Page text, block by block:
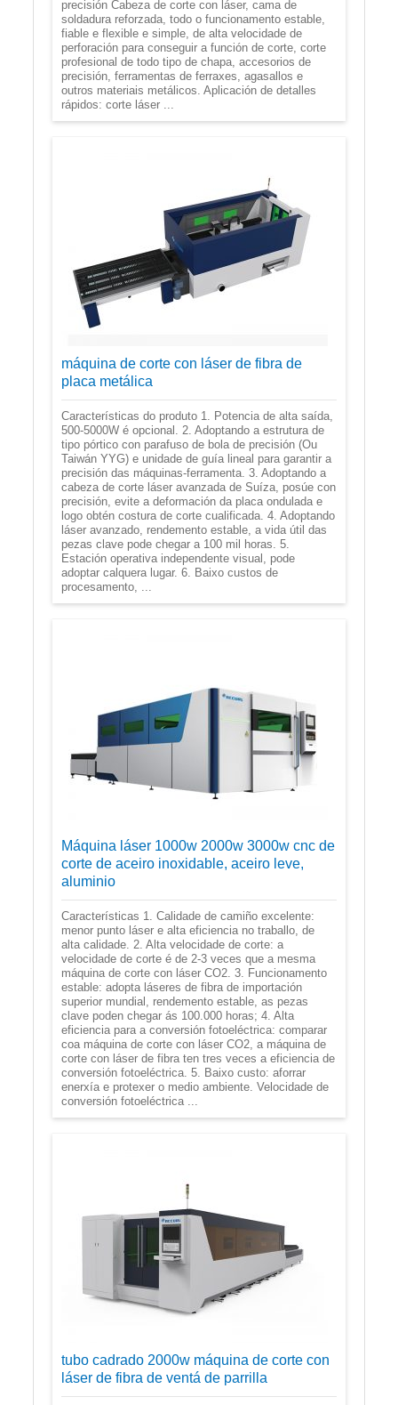
precisión Cabeza de corte con láser, cama de
soldadura reforzada, todo o funcionamento estable,
fiable e flexible e simple, de alta velocidade de
perforación para conseguir a función de corte, corte
profesional de todo tipo de chapa, accesorios de
precisión, ferramentas de ferraxes, agasallos e
outros materiais metálicos. Aplicación de detalles
rápidos: corte láser ...
máquina de corte con láser de fibra de
placa metálica
Características do produto 1. Potencia de alta saída,
500-5000W é opcional. 2. Adoptando a estrutura de
tipo pórtico con parafuso de bola de precisión (Ou
Taiwán YYG) e unidade de guía lineal para garantir a
precisión das máquinas-ferramenta. 3. Adoptando a
cabeza de corte láser avanzada de Suíza, posúe con
precisión, evite a deformación da placa ondulada e
logo obtén costura de corte cualificada. 4. Adoptando
láser avanzado, rendemento estable, a vida útil das
pezas clave pode chegar a 100 mil horas. 5.
Estación operativa independente visual, pode
adoptar calquera lugar. 6. Baixo custos de
procesamento, ...
Máquina láser 1000w 2000w 3000w cnc de
corte de aceiro inoxidable, aceiro leve,
aluminio
Características 1. Calidade de camiño excelente:
menor punto láser e alta eficiencia no traballo, de
alta calidade. 2. Alta velocidade de corte: a
velocidade de corte é de 2-3 veces que a mesma
máquina de corte con láser CO2. 3. Funcionamento
estable: adopta láseres de fibra de importación
superior mundial, rendemento estable, as pezas
clave poden chegar ás 100.000 horas; 4. Alta
eficiencia para a conversión fotoeléctrica: comparar
coa máquina de corte con láser CO2, a máquina de
corte con láser de fibra ten tres veces a eficiencia de
conversión fotoeléctrica. 5. Baixo custo: aforrar
enerxía e protexer o medio ambiente. Velocidade de
conversión fotoeléctrica ...
tubo cadrado 2000w máquina de corte con
láser de fibra de ventá de parrilla